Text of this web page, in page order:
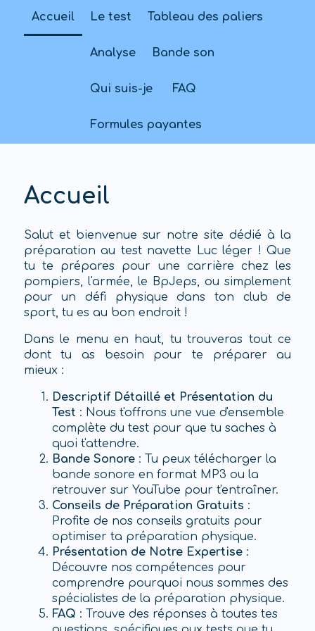
Accueil Le test Tableau des paliers
Analyse Bande son
Qui suis-je FAQ
Formules payantes
Accueil
Salut et bienvenue sur notre site dédié à la
préparation au test navette Luc léger ! Que
tu te prépares pour une carrière chez les
pompiers, l'armée, le BpJeps, ou simplement
pour un défi physique dans ton club de
sport, tu es au bon endroit !
Dans le menu en haut, tu trouveras tout ce
dont tu as besoin pour te préparer au
mieux :
Descriptif Détaillé et Présentation du
Test : Nous t'offrons une vue d'ensemble
complète du test pour que tu saches à
quoi t'attendre.
Bande Sonore: Tu peux télécharger la
bande sonore en format MP3 ou la
retrouver sur YouTube pour t'entraîner.
Conseils de Préparation Gratuits :
Profite de nos conseils gratuits pour
optimiser ta préparation physique.
Présentation de Notre Expertise:
Découvre nos compétences pour
comprendre pourquoi nous sommes des
spécialistes de la préparation physique.
FAQ : Trouve des réponses à toutes tes